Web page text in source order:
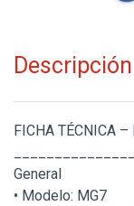
Descripción
FICHA TÉCNICA
General
• Modelo: MG7